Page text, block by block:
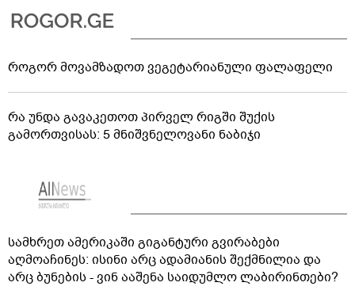
როგორ მოვამზადოთ ვეგეტარიანული ფალაფელი
რა უნდა გავაკეთოთ პირველ რიგში შუქის
გამორთვისას: 5 მნიშვნელოვანი ნაბიჯი
სამხრეთ ამერიკაში გიგანტური გვირაბები
აღმოაჩინეს: ისინი არც ადამიანის შექმნილია და
არც ბუნების - ვინ ააშენა საიდუმლო ლაბირინთები?